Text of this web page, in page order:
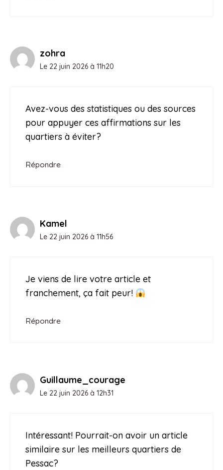
zohra
Le 22 juin 2026 à 11h20
Avez-vous des statistiques ou des sources
pour appuyer ces affirmations sur les
quartiers à éviter?
Répondre
Kamel
Le 22 juin 2026 à 11h56
Je viens de lire votre article et
franchement, ça fait peur!
Répondre
Guillaume_courage
Le 22 juin 2026 à 12h31
Intéressant! Pourrait-on avoir un article
similaire sur les meilleurs quartiers de
Pessac?